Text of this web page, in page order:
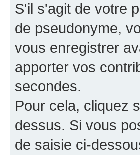
S'il s'agit de votre
de pseudonyme,
vous enregistrer
apporter vos
secondes.
Pour cela, cliquez
dessus. Si vous
de saisie ci-